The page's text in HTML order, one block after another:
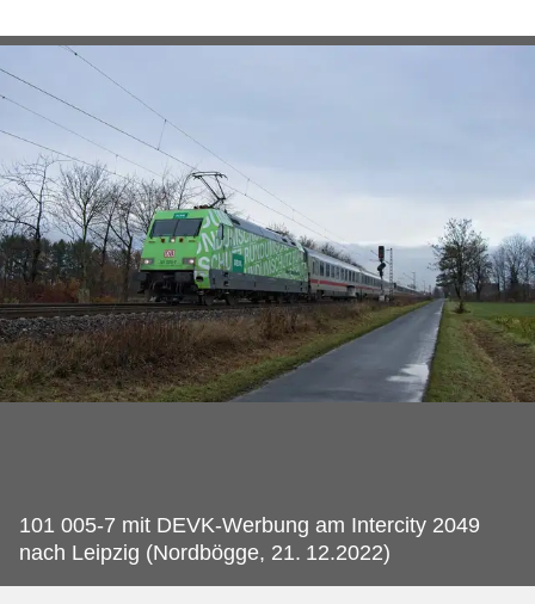
101 005-7 mit DEVK-Werbung am Intercity 2049
nach Leipzig (Nordbögge, 21. 12.2022)